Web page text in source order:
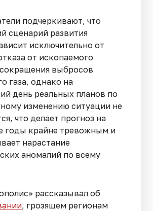
подчеркивают, что
сценарий развития
исключительно от
от ископаемого
выбросов
газа, однако на
день реальных планов по
изменению ситуации не
что делает прогноз на
годы крайне тревожным и
нарастание
аномалий по всему
рассказывал об
, грозящем регионам